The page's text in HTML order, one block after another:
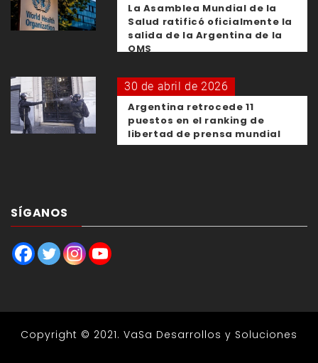
La Asamblea Mundial de la
Salud ratificó oficialmente la
salida de la Argentina de la
OMS
30 de abril de 2026
Argentina retrocede 11
puestos en el ranking de
libertad de prensa mundial
SÍGANOS
Copyright © 2021. VaSa Desarrollos y Soluciones